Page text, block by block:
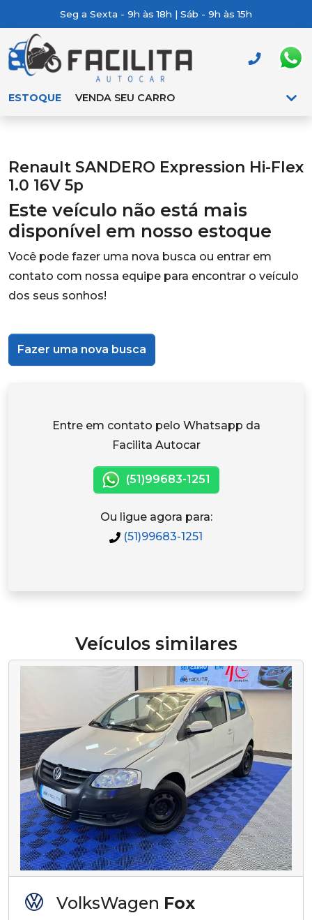
Seg a Sexta - 9h às 18h | Sáb - 9h às 15h
ESTOQUE VENDA SEU CARRO
Renault SANDERO Expression Hi-Flex
1.0 16V 5p
Este veículo não está mais
disponível em nosso estoque
Você pode fazer uma nova busca ou entrar em
contato com nossa equipe para encontrar o veículo
dos seus sonhos!
Fazer uma nova busca
Entre em contato pelo Whatsapp da
Facilita Autocar
(51)99683-1251
Ou ligue agora para:
(51)99683-1251
Veículos similares
VolksWagen Fox